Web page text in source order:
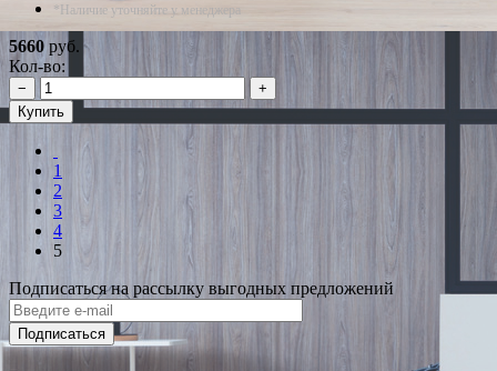
*Наличие уточняйте у менеджера
5660 руб.
Кол-во:
−
+
Купить
1
2
3
4
5
Подписаться на рассылку выгодных предложений
Подписаться